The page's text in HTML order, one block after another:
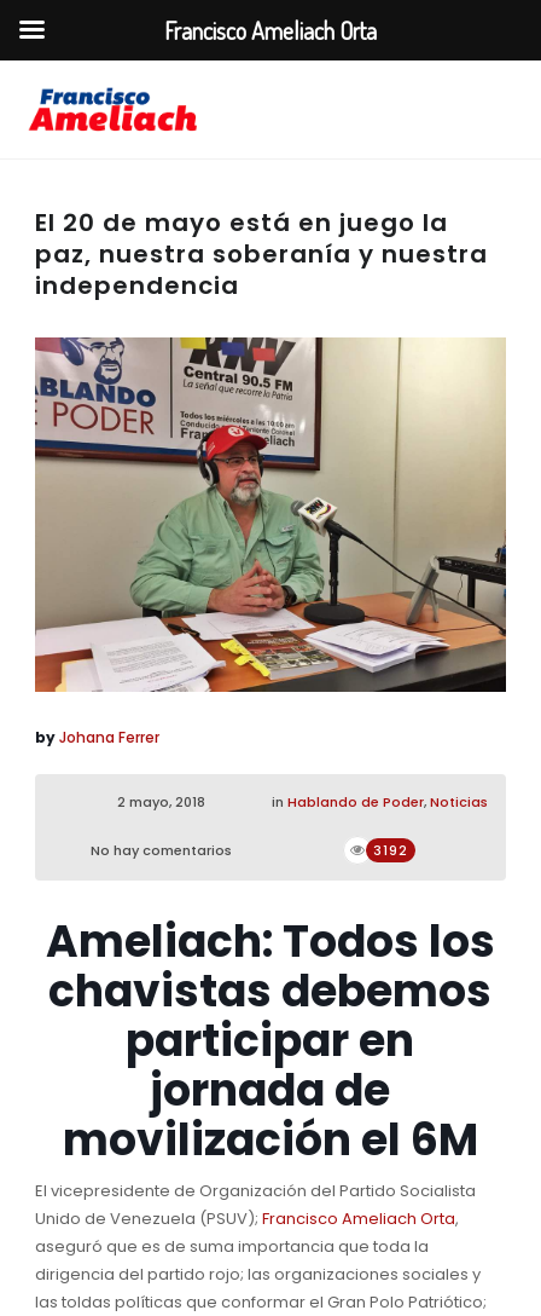
El 20 de mayo está en juego la
paz, nuestra soberanía y nuestra
independencia
byJohana Ferrer
2 mayo, 2018 in Hablando de Poder,Noticias
No hay comentarios 3192
Ameliach: Todos los
chavistas debemos
participar en
jornada de
movilización el 6M
El vicepresidente de Organización del Partido Socialista
Unido de Venezuela (PSUV); Francisco Ameliach Orta,
aseguró que es de suma importancia que toda la
dirigencia del partido rojo; las organizaciones sociales y
las toldas políticas que conformar el Gran Polo Patriótico;
Francisco Ameliach Orta